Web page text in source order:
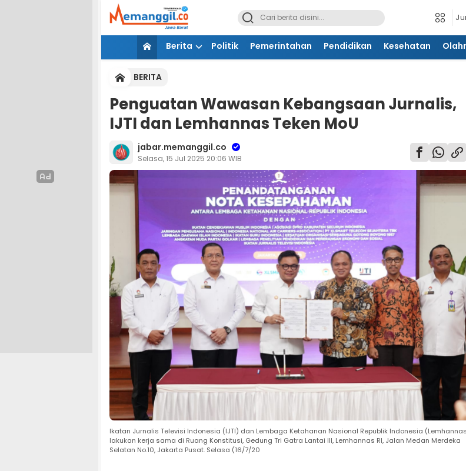
Berita Politik Pemerintahan Pendidikan Kesehatan
BERITA
Penguatan Wawasan Kebangsaan Jurnalis,
IJTI dan Lemhannas Teken MoU
jabar.memanggil.co
Selasa, 15 Jul 2025 20:06 WIB
Ikatan Jurnalis Televisi Indonesia (IJTI) dan Lembaga Ketahanan Nasional Republik Indonesia
lakukan kerja sama di Ruang Konstitusi, Gedung Tri Gatra Lantai III, Lemhannas RI, Jalan Medan Merdeka
Selatan No.10, Jakarta Pusat. Selasa (16/7/20